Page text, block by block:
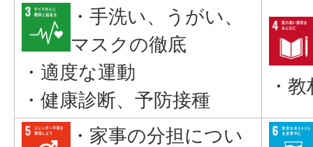
・手洗い、うがい、
マスクの徹底
・適度な運動
・健康診断、予防接種
・
・家事の分担につい